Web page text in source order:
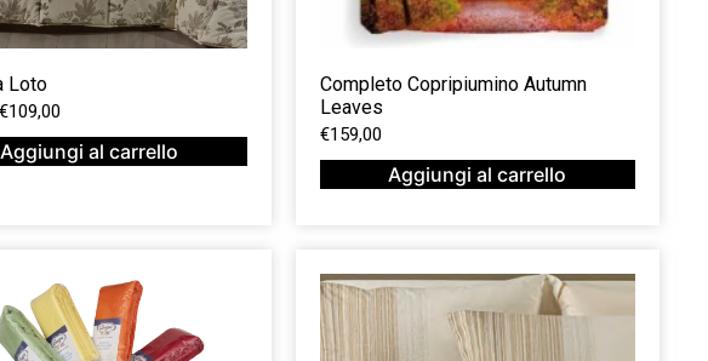
Loto
€109,00
Aggiungi al carrello
Completo Copripiumino Autumn
Leaves
€159,00
Aggiungi al carrello